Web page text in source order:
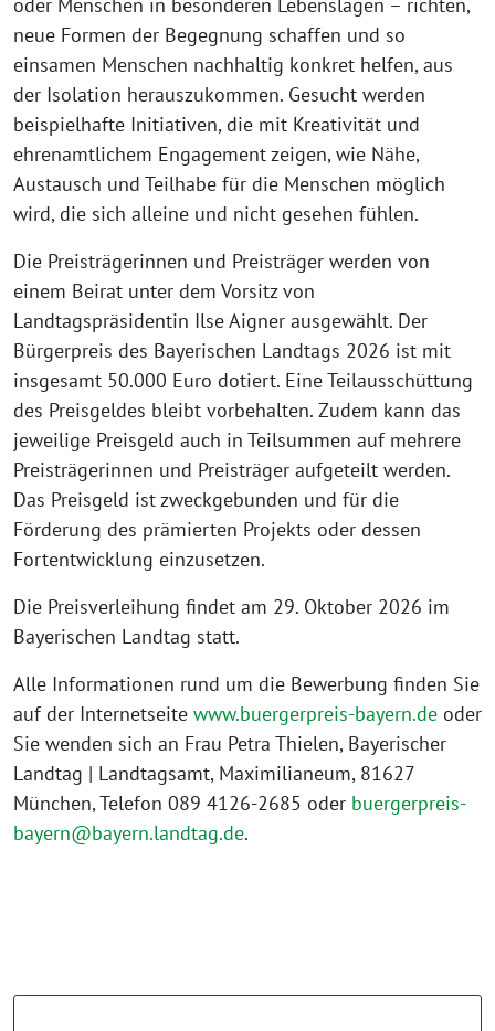
oder Menschen in besonderen Lebenslagen – richten,
neue Formen der Begegnung schaffen und so
einsamen Menschen nachhaltig konkret helfen, aus
der Isolation herauszukommen. Gesucht werden
beispielhafte Initiativen, die mit Kreativität und
ehrenamtlichem Engagement zeigen, wie Nähe,
Austausch und Teilhabe für die Menschen möglich
wird, die sich alleine und nicht gesehen fühlen.
Die Preisträgerinnen und Preisträger werden von
einem Beirat unter dem Vorsitz von
Landtagspräsidentin Ilse Aigner ausgewählt. Der
Bürgerpreis des Bayerischen Landtags 2026 ist mit
insgesamt 50.000 Euro dotiert. Eine Teilausschüttung
des Preisgeldes bleibt vorbehalten. Zudem kann das
jeweilige Preisgeld auch in Teilsummen auf mehrere
Preisträgerinnen und Preisträger aufgeteilt werden.
Das Preisgeld ist zweckgebunden und für die
Förderung des prämierten Projekts oder dessen
Fortentwicklung einzusetzen.
Die Preisverleihung findet am 29. Oktober 2026 im
Bayerischen Landtag statt.
Alle Informationen rund um die Bewerbung finden Sie
auf der Internetseite www.buergerpreis-bayern.de oder
Sie wenden sich an Frau Petra Thielen, Bayerischer
Landtag | Landtagsamt, Maximilianeum, 81627
München, Telefon 089 4126-2685 oder buergerpreis-
bayern@bayern.landtag.de.